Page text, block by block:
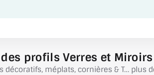
profils Verres et
décoratifs, méplats, cornières & T… plus